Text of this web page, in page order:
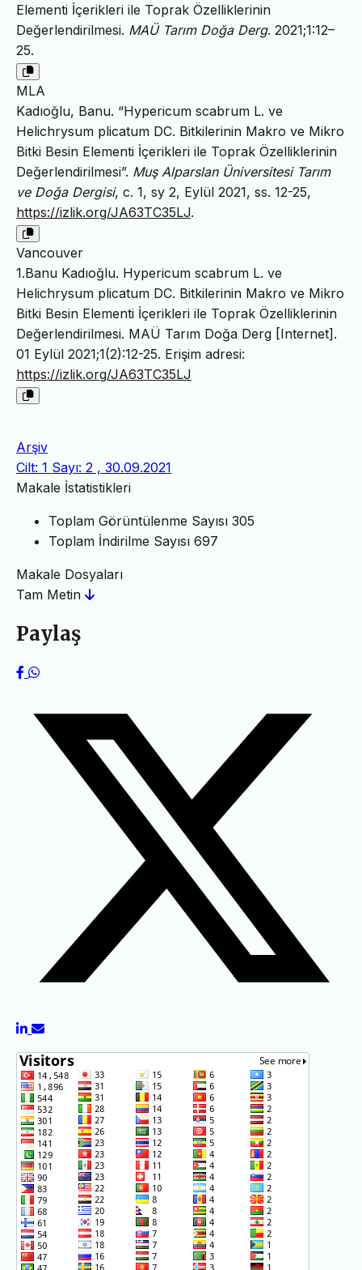
Elementi İçerikleri ile Toprak Özelliklerinin
Değerlendirilmesi. MAÜ Tarım Doğa Derg. 2021;1:12–
25.
MLA
Kadıoğlu, Banu. “Hypericum scabrum L. ve
Helichrysum plicatum DC. Bitkilerinin Makro ve Mikro
Bitki Besin Elementi İçerikleri ile Toprak Özelliklerinin
Değerlendirilmesi”. Muş Alparslan Üniversitesi Tarım
ve Doğa Dergisi, c. 1, sy 2, Eylül 2021, ss. 12-25,
https://izlik.org/JA63TC35LJ.
Vancouver
1.Banu Kadıoğlu. Hypericum scabrum L. ve
Helichrysum plicatum DC. Bitkilerinin Makro ve Mikro
Bitki Besin Elementi İçerikleri ile Toprak Özelliklerinin
Değerlendirilmesi. MAÜ Tarım Doğa Derg [Internet].
01 Eylül 2021;1(2):12-25. Erişim adresi:
https://izlik.org/JA63TC35LJ
Arşiv
Cilt: 1 Sayı: 2 , 30.09.2021
Makale İstatistikleri
Toplam Görüntülenme Sayısı 305
Toplam İndirilme Sayısı 697
Makale Dosyaları
Tam Metin
Paylaş